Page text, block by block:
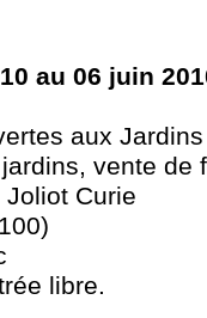
au 06 juin
aux
vente de
Curie
libre.